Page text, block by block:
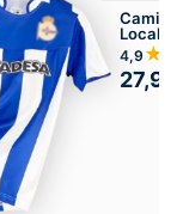
Local
4,9
27,99